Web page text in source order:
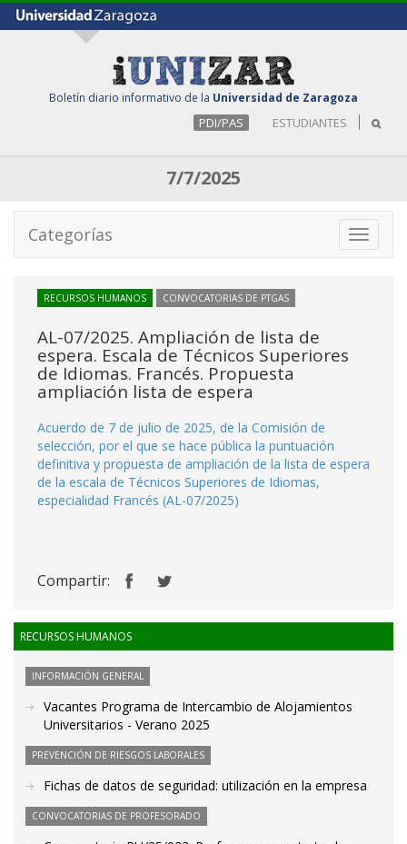
Boletín diario informativo de la Universidad de Zaragoza
PDI/PAS ESTUDIANTES
7/7/2025
Toggle
Categorías
RECURSOS HUMANOS CONVOCATORIAS DE PTGAS
AL-07/2025. Ampliación de lista de
espera. Escala de Técnicos Superiores
de Idiomas. Francés. Propuesta
ampliación lista de espera
Acuerdo de 7 de julio de 2025, de la Comisión de
selección, por el que se hace pública la puntuación
definitiva y propuesta de ampliación de la lista de espera
de la escala de Técnicos Superiores de Idiomas,
especialidad Francés (AL-07/2025)
Compartir:
RECURSOS HUMANOS
INFORMACIÓN GENERAL
Vacantes Programa de Intercambio de Alojamientos
Universitarios - Verano 2025
PREVENCIÓN DE RIESGOS LABORALES
Fichas de datos de seguridad: utilización en la empresa
CONVOCATORIAS DE PROFESORADO